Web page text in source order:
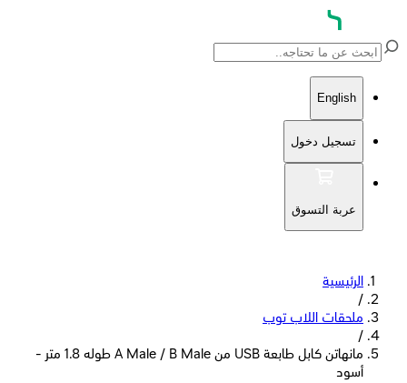
English
تسجيل دخول
عربة التسوق
الرئيسية
/
ملحقات اللاب توب
/
مانهاتن كابل طابعة USB من A Male / B Male طوله 1.8 متر -
أسود